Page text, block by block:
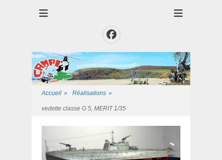
Club CAMPI
Facebook
Accueil » Réalisations »
vedette classe G 5, MERIT 1/35